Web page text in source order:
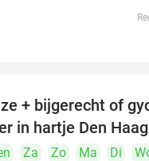
+ bijgerecht of
in hartje Den Haag
Za Zo Ma Di